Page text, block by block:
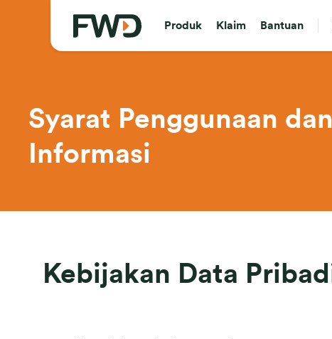
Produk Klaim Bantuan
Syarat Penggunaan
Informasi
Kebijakan Data